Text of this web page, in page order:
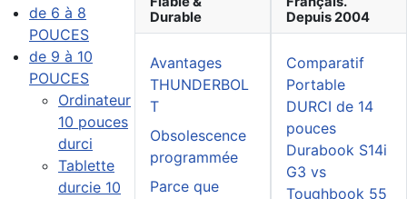
de 6 à 8
POUCES
de 9 à 10
POUCES
Ordinateur
10 pouces
durci
Tablette
durcie 10
Durable
Avantages
THUNDERBOL
T
Obsolescence
programmée
Parce que
Depuis 2004
Comparatif
Portable
DURCI de 14
pouces
Durabook S14i
G3 vs
Toughbook 55